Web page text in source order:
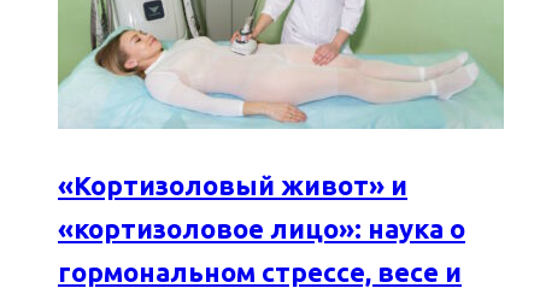
«Кортизоловый живот» и
«кортизоловое лицо»: наука о
гормональном стрессе, весе и